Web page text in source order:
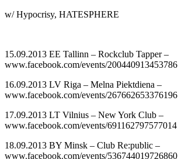
w/ Hypocrisy, HATESPHERE
15.09.2013 EE Tallinn – Rockclub Tapper –
www.facebook.com/events/200440913453786
16.09.2013 LV Riga – Melna Piektdiena –
www.facebook.com/events/267662653376196
17.09.2013 LT Vilnius – New York Club –
www.facebook.com/events/691162797577014
18.09.2013 BY Minsk – Club Re:public –
www.facebook.com/events/536744019726860